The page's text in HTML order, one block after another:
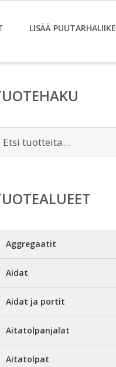
LISÄÄ PUUTARHALIIKE
Aggregaatit
Aidat
Aidat ja portit
Aitatolpanjalat
Aitatolpat